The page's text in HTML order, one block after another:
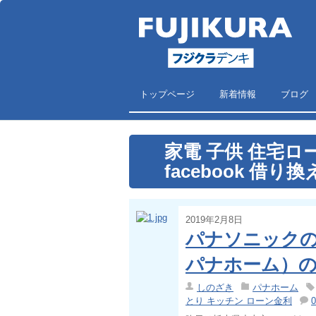
トップページ 新着情報 ブログ
家電 子供 住宅ロ
facebook 借り換
2019年2月8日
パナソニック
パナホーム）
しのざき
パナホーム
とり キッチン ローン金利